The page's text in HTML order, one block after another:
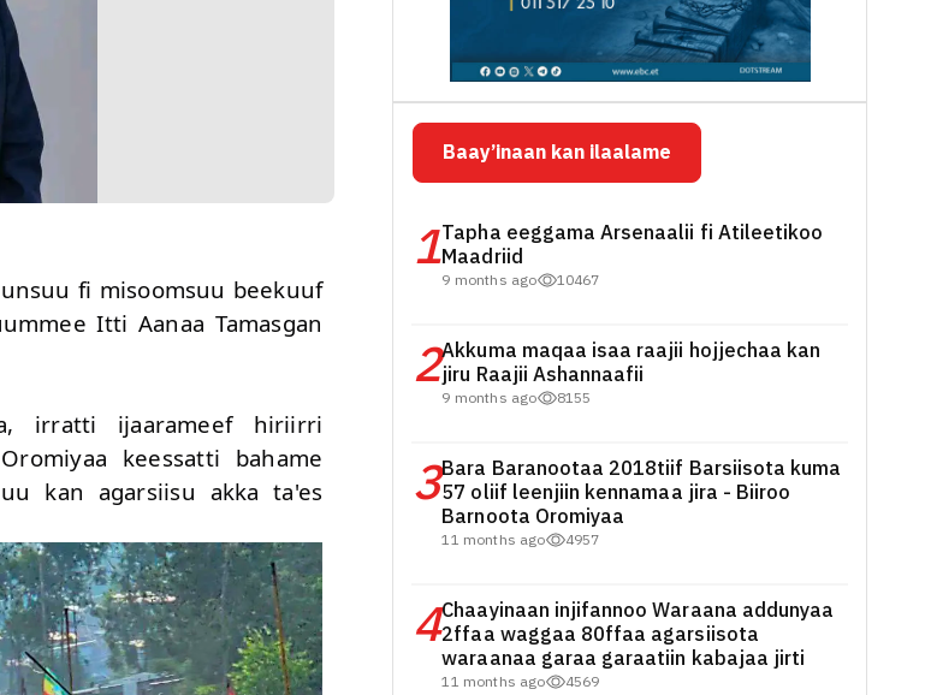
fi misoomsuu beekuuf
Itti Aanaa Tamasgan
irratti ijaarameef hiriirri
keessatti bahame
kan agarsiisu akka ta'es
Baay’inaan kan ilaalame
1Tapha eeggama Arsenaalii fi Atileetikoo
Maadriid
9 months ago 10467
2Akkuma maqaa isaa raajii hojjechaa kan
jiru Raajii Ashannaafii
9 months ago 8155
3Bara Baranootaa 2018tiif Barsiisota kuma
57 oliif leenjiin kennamaa jira - Biiroo
Barnoota Oromiyaa
11 months ago 4957
4Chaayinaan injifannoo Waraana addunyaa
2ffaa waggaa 80ffaa agarsiisota
waraanaa garaa garaatiin kabajaa jirti
11 months ago 4569